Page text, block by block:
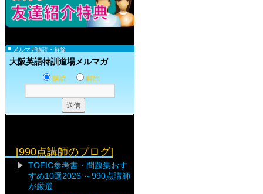
メルマガ購読・解除
大阪英語特訓道場メルマガ
購読 解除
[990点講師のブログ]
TOEIC参考書・問題集おす
すめ10選2026 ～990点講師
が厳選